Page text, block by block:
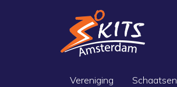
Vereniging Schaatsen